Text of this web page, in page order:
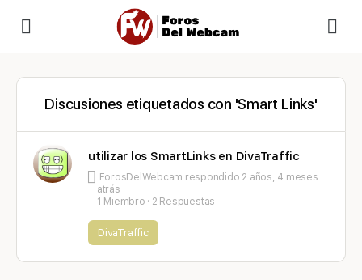
Discusiones etiquetados con 'Smart Links'
utilizar los SmartLinks en DivaTraffic
ForosDelWebcam respondido 2 años, 4 meses
atrás
1 Miembro · 2 Respuestas
DivaTraffic